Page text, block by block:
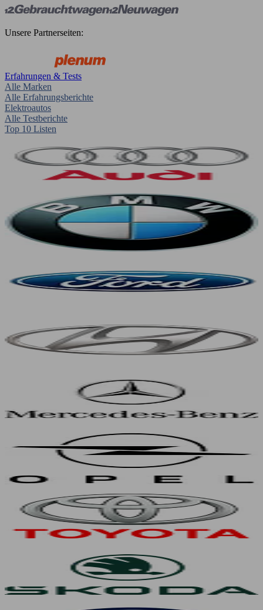
Unsere Partnerseiten:
Erfahrungen & Tests
Alle Marken
Alle Erfahrungsberichte
Elektroautos
Alle Testberichte
Top 10 Listen